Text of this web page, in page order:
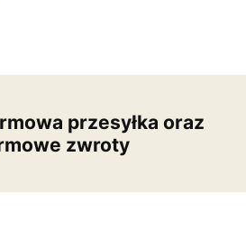
przesyłka oraz
zwroty